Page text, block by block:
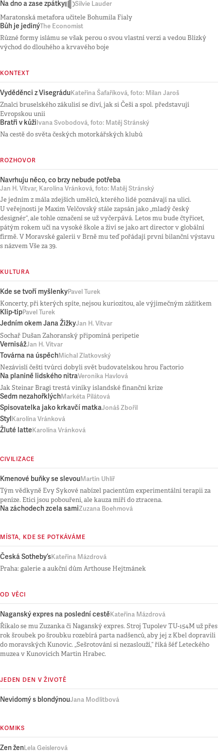
Na dno a zase zpátky Silvie Lauder
Maratonská metafora učitele Bohumila Fialy
Bůh je jedinýThe Economist
Různé formy islámu se však perou o svou vlastní verzi a vedou Blízký
východ do dlouhého a krvavého boje
KONTEXT
Vyděděnci z VisegráduKateřina Šafaříková, foto: Milan Jaroš
Znalci bruselského zákulisí se diví, jak si Češi a spol. představují
Evropskou unii
Bratři v kůži Ivana Svobodová, foto: Matěj Stránský
Na cestě do světa českých motorkářských klubů
ROZHOVOR
Navrhuju něco, co brzy nebude potřeba
Jan H. Vitvar, Karolína Vránková, foto: Matěj Stránský
Je jedním z mála zdejších umělců, kterého lidé poznávají na ulici.
U veřejnosti je Maxim Velčovský stále zapsán jako „mladý český
designér“, ale tohle označení se už vyčerpává. Letos mu bude čtyřicet,
pátým rokem učí na vysoké škole a živí se jako art director v globální
firmě. V Moravské galerii v Brně mu teď pořádají první bilanční výstavu
s názvem Vše za 39.
KULTURA
Kde se tvoří myšlenkyPavel Turek
Koncerty, při kterých spíte, nejsou kuriozitou, ale výjimečným zážitkem
Klip-tipPavel Turek
Jedním okem Jana ŽižkyJan H. Vitvar
Sochař Dušan Zahoranský připomíná peripetie
VernisážJan H. Vitvar
Továrna na úspěchMichal Zlatkovský
Nezávislí čeští tvůrci dobyli svět budovatelskou hrou Factorio
Na planině lidského nitraVeronika Havlová
Jak Steinar Bragi trestá viníky islandské finanční krize
Sedm nezahořklýchMarkéta Pilátová
Spisovatelka jako krkavčí matkaJonáš Zbořil
Styl Karolína Vránková
Žluté latteKarolína Vránková
CIVILIZACE
Kmenové buňky se slevouMartin Uhlíř
Tým vědkyně Evy Sykové nabízel pacientům experimentální terapii za
peníze. Etici jsou pobouřeni, ale kauza míří do ztracena.
Na záchodech zcela samiZuzana Boehmová
MÍSTA, KDE SE POTKÁVÁME
Česká Sotheby’sKateřina Mázdrová
Praha: galerie a aukční dům Arthouse Hejtmánek
OD VĚCI
Naganský expres na poslední cestěKateřina Mázdrová
Říkalo se mu Zuzanka či Naganský expres. Stroj Tupolev TU-154M už přes
rok šroubek po šroubku rozebírá parta nadšenců, aby jej z Kbel dopravili
do moravských Kunovic. „Sešrotování si nezaslouží,“ říká šéf Leteckého
muzea v Kunovicích Martin Hrabec.
JEDEN DEN V ŽIVOTĚ
Nevidomý s blondýnouJana Modlitbová
KOMIKS
Zen ženLela Geislerová